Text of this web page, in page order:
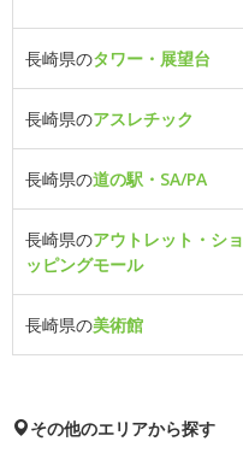
長崎県のタワー・展望台
長崎県のアスレチック
長崎県の道の駅・SA/PA
長崎県のアウトレット・ショ
ッピングモール
長崎県の美術館
その他のエリアから探す